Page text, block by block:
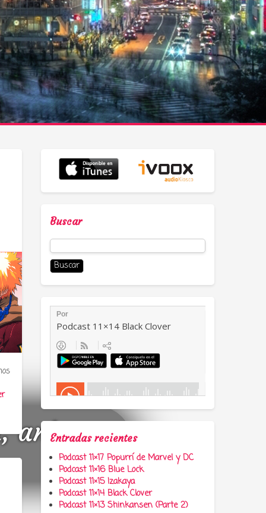
anime y
Buscar
Buscar:
Entradas recientes
Podcast 11×17 Popurrí de Marvel y DC
Podcast 11×16 Blue Lock
Podcast 11×15 Izakaya
Podcast 11×14 Black Clover
Podcast 11×13 Shinkansen (Parte 2)